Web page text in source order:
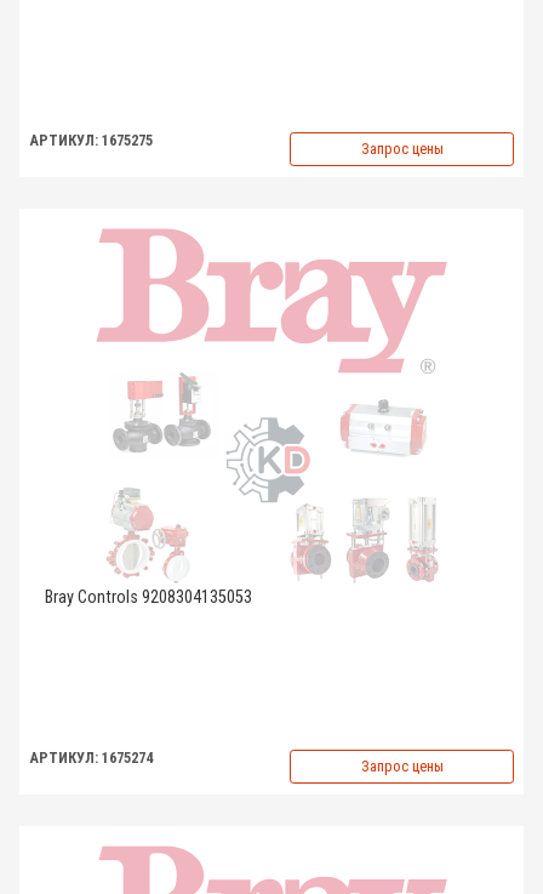
АРТИКУЛ: 1675275 Запрос цены
Bray Controls 9208304135053
АРТИКУЛ: 1675274 Запрос цены